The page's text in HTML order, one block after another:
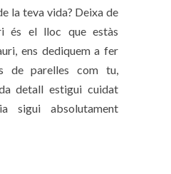
la teva vida? Deixa de
és el lloc que estàs
ens dediquem a fer
de parelles com tu,
detall estigui cuidat
sigui absolutament